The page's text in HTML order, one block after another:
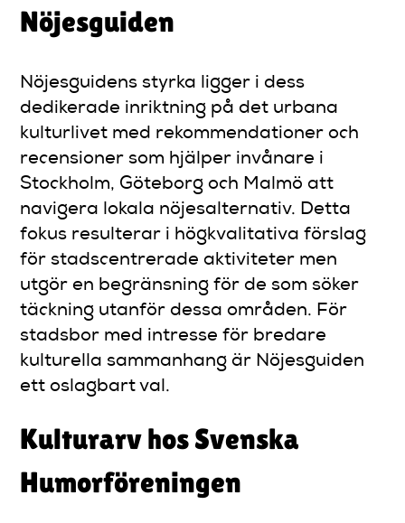
Nöjesguiden
Nöjesguidens styrka ligger i dess
dedikerade inriktning på det urbana
kulturlivet med rekommendationer och
recensioner som hjälper invånare i
Stockholm, Göteborg och Malmö att
navigera lokala nöjesalternativ. Detta
fokus resulterar i högkvalitativa förslag
för stadscentrerade aktiviteter men
utgör en begränsning för de som söker
täckning utanför dessa områden. För
stadsbor med intresse för bredare
kulturella sammanhang är Nöjesguiden
ett oslagbart val.
Kulturarv hos Svenska
Humorföreningen